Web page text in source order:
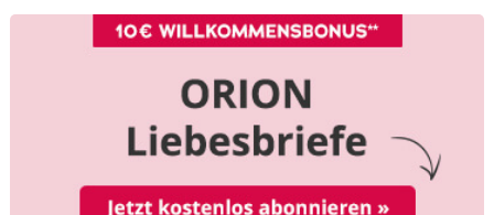
Jedoch habe ich bisher keine Erstattung bekommen, aber
vielleicht dauert das auch noch ein paar Tage bis es richtig
ORION Kundenservice
Wir bedauern, dass dir unser Produkt nicht gefällt. Um
den Status der Bearbeitung deiner Rücksendung zu
erfahren, nehme bitte gern Kontakt mit unserem